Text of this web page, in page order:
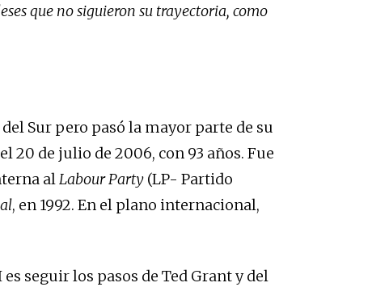
que no siguieron su trayectoria, como
Sur pero pasó la mayor parte de su
de julio de 2006, con 93 años. Fue
al Labour Party (LP- Partido
, en 1992. En el plano internacional,
seguir los pasos de Ted Grant y del